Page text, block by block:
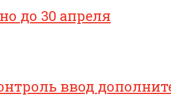
до 30 апреля
ввод